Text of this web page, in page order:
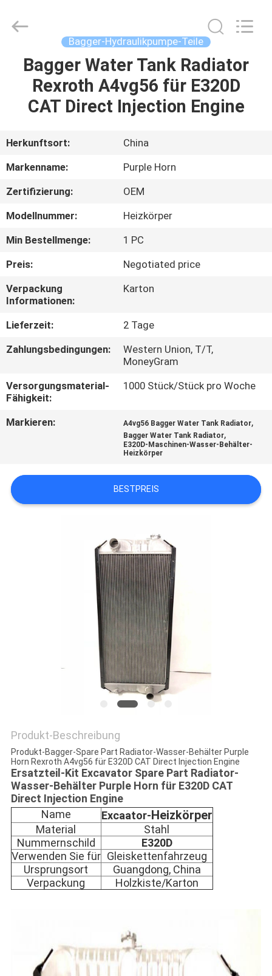
HAUS
PRODUKTE
ÜBER
UNS
FABRIK-
AUSFLUG
QUALITÄTSKONTROLLE
TRETEN
SIE
MIT
IN
VERBINDUNG
FORDERN
SIE
Commerce
Reserved.
Bagger-Hydraulikpumpe-Teile
Bagger Water Tank Radiator
Rexroth A4vg56 für E320D
CAT Direct Injection Engine
Herkunftsort:
China
Markenname:
Purple Horn
Zertifizierung:
OEM
Modellnummer:
Heizkörper
Min Bestellmenge:
1 PC
Preis:
Negotiated price
Verpackung
Informationen:
Karton
Lieferzeit:
2 Tage
Zahlungsbedingungen:
Western Union, T/T,
MoneyGram
Versorgungsmaterial-
Fähigkeit:
1000 Stück/Stück pro Woche
Markieren: A4vg56 Bagger Water Tank Radiator,
Bagger Water Tank Radiator,
E320D-Maschinen-Wasser-Behälter-
Heizkörper
BESTPREIS
Produkt-Beschreibung
Produkt-Bagger-Spare Part Radiator-Wasser-Behälter Purple
Horn Rexroth A4vg56 für E320D CAT Direct Injection Engine
Ersatzteil-Kit Excavator Spare Part Radiator-
Wasser-Behälter Purple Horn für E320D CAT
Direct Injection Engine
Name
Excaator-Heizkörper
Material
Stahl
Nummernschild
E320D
Verwenden Sie für Gleiskettenfahrzeug
Ursprungsort
Guangdong, China
Verpackung
Holzkiste/Karton